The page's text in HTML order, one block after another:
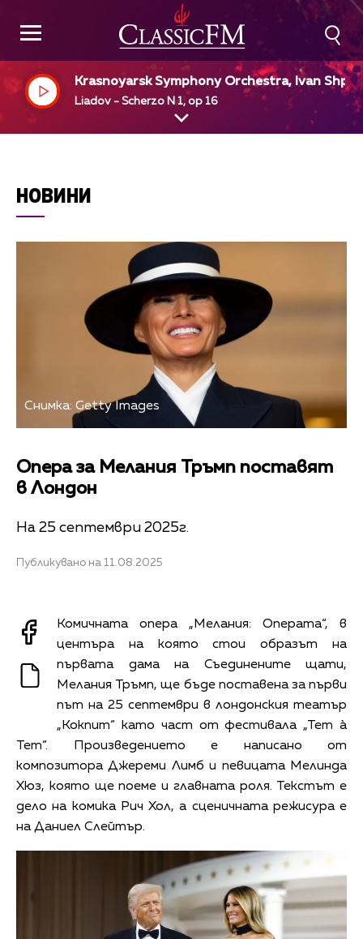
Krasnoyarsk Symphony Orchestra, Ivan
r, dir
Liadov - Scherzo N 1, op 16
НОВИНИ
Снимка: Getty Images
Опера за Мелания Тръмп поставят
в Лондон
На 25 септември 2025г.
Публикувано на 11.08.2025
Комичната опера „Мелания: Операта“, в
центъра на която стои образът на
първата дама на Съединените щати,
Мелания Тръмп, ще бъде поставена за първи
път на 25 септември в лондонския театър
„Кокпит“ като част от фестивала „Тет à
Тет“. Произведението е написано от
композитора Джереми Лимб и певицата Мелинда
Хюз, която ще поеме и главната роля. Текстът е
дело на комика Рич Хол, а сценичната режисура е
на Даниел Слейтър.